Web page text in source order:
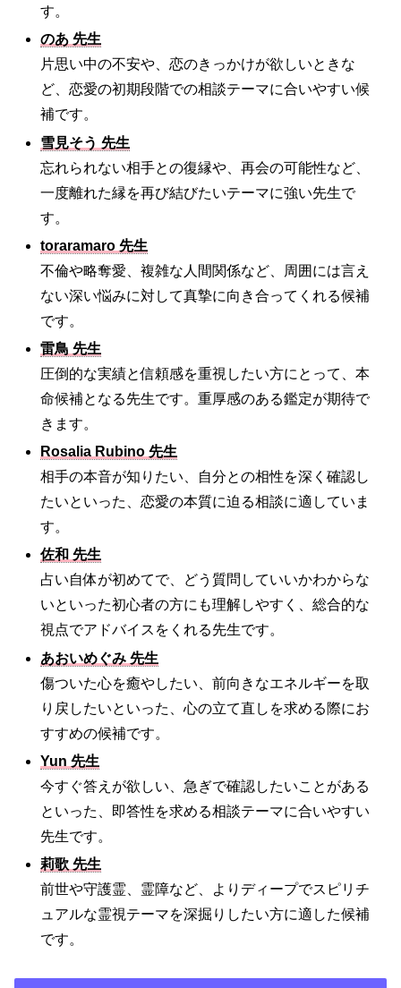
す。
のあ 先生
片思い中の不安や、恋のきっかけが欲しいときな
ど、恋愛の初期段階での相談テーマに合いやすい候
補です。
雪見そう 先生
忘れられない相手との復縁や、再会の可能性など、
一度離れた縁を再び結びたいテーマに強い先生で
す。
toraramaro 先生
不倫や略奪愛、複雑な人間関係など、周囲には言え
ない深い悩みに対して真摯に向き合ってくれる候補
です。
雷鳥 先生
圧倒的な実績と信頼感を重視したい方にとって、本
命候補となる先生です。重厚感のある鑑定が期待で
きます。
Rosalia Rubino 先生
相手の本音が知りたい、自分との相性を深く確認し
たいといった、恋愛の本質に迫る相談に適していま
す。
佐和 先生
占い自体が初めてで、どう質問していいかわからな
いといった初心者の方にも理解しやすく、総合的な
視点でアドバイスをくれる先生です。
あおいめぐみ 先生
傷ついた心を癒やしたい、前向きなエネルギーを取
り戻したいといった、心の立て直しを求める際にお
すすめの候補です。
Yun 先生
今すぐ答えが欲しい、急ぎで確認したいことがある
といった、即答性を求める相談テーマに合いやすい
先生です。
莉歌 先生
前世や守護霊、霊障など、よりディープでスピリチ
ュアルな霊視テーマを深掘りしたい方に適した候補
です。